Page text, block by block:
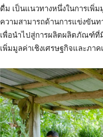
ดื่ม เป็นแนวทางหนึ่งในการเพิ่
ความสามารถด้านการแข่งขันท
เพื่อนำไปสู่การผลิตผลิตภัณฑ์ที่
เพิ่มมูลค่าเชิงเศรษฐกิจและภา